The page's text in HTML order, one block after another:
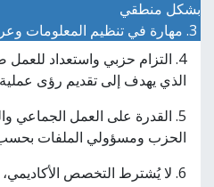
بشكل منطقي
4. التزام حزبي واستعداد
الذي يهدف إلى تقديم رؤى
5. القدرة على العمل الجماعي
الحزب ومسؤولي الملفات
6. لا يُشترط التخصص